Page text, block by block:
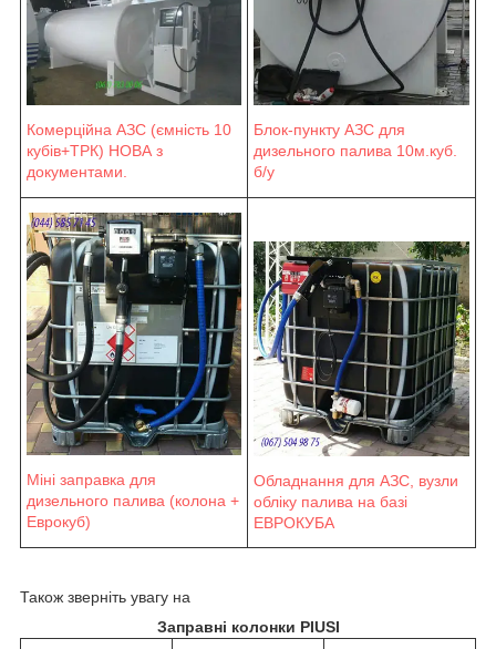
Комерційна АЗС (ємність 10
кубів+ТРК) НОВА з
документами.
Блок-пункту АЗС для
дизельного палива 10м.куб.
б/у
Міні заправка для
дизельного палива (колона +
Еврокуб)
Обладнання для АЗС, вузли
обліку палива на базі
ЕВРОКУБА
Також зверніть увагу на
Заправні колонки PIUSI